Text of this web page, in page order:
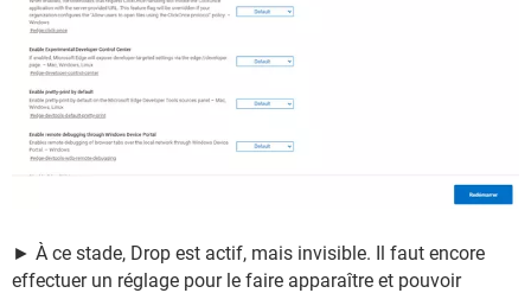
► À ce stade, Drop est actif, mais invisible. Il faut encore
effectuer un réglage pour le faire apparaître et pouvoir